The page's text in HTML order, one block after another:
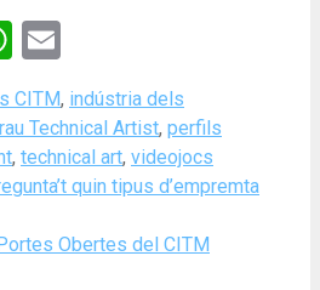
WhatsApp
CITM, indústria dels
Technical Artist, perfils
, technical art, videojocs
quin tipus d’empremta
Obertes del CITM